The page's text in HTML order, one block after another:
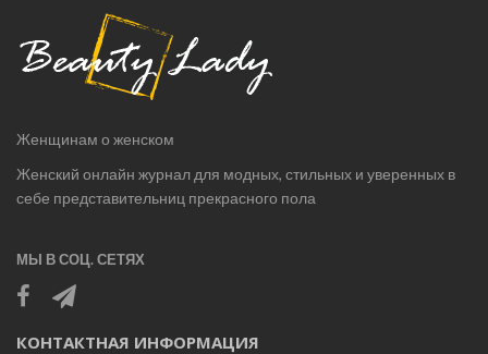
Женщинам о женском
Женский онлайн журнал для модных, стильных и уверенных в
себе представительниц прекрасного пола
МЫ В СОЦ. СЕТЯХ
КОНТАКТНАЯ ИНФОРМАЦИЯ